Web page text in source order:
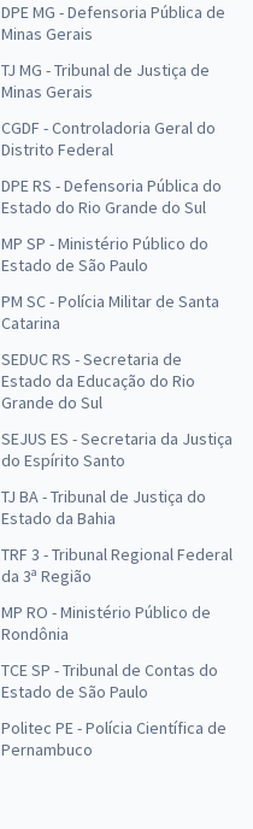
DPE MG - Defensoria Pública de
Minas Gerais
TJ MG - Tribunal de Justiça de
Minas Gerais
CGDF - Controladoria Geral do
Distrito Federal
DPE RS - Defensoria Pública do
Estado do Rio Grande do Sul
MP SP - Ministério Público do
Estado de São Paulo
PM SC - Polícia Militar de Santa
Catarina
SEDUC RS - Secretaria de
Estado da Educação do Rio
Grande do Sul
SEJUS ES - Secretaria da Justiça
do Espírito Santo
TJ BA - Tribunal de Justiça do
Estado da Bahia
TRF 3 - Tribunal Regional Federal
da 3ª Região
MP RO - Ministério Público de
Rondônia
TCE SP - Tribunal de Contas do
Estado de São Paulo
Politec PE - Polícia Científica de
Pernambuco